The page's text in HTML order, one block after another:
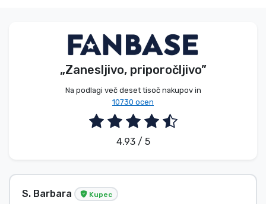
„Zanesljivo, priporočljivo”
Na podlagi več deset tisoč nakupov in
10730 ocen
4.93 / 5
S. Barbara Kupec